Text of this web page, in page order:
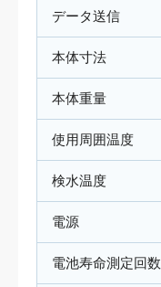
データ送信
本体寸法
本体重量
使用周囲温度
検水温度
電源
電池寿命測定回数